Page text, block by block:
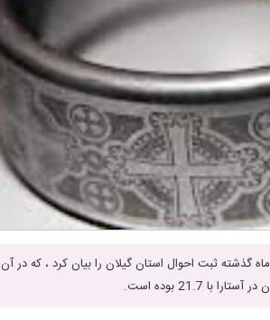
زاهد خندستانی مدیرکل ثبت احوال استان گیلان ، صبح امروز در جمع خبرنگاران آمار 8 ماه گذشته ثبت احوال استان گیلان را بیان کرد ، که در آن